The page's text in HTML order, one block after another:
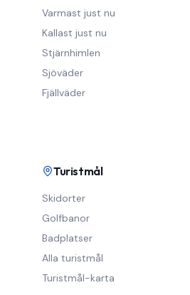
Varmast just nu
Kallast just nu
Stjärnhimlen
Sjöväder
Fjällväder
Turistmål
Skidorter
Golfbanor
Badplatser
Alla turistmål
Turistmål-karta